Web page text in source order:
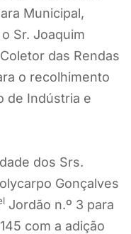
Municipal,
Sr. Joaquim
das Rendas
o recolhimento
de Indústria e
dos Srs.
Gonçalves
Jordão n.º 3 para
com a adição